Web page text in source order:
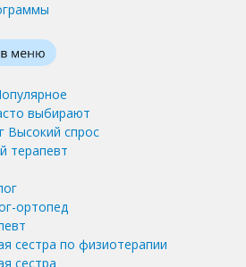
выбирают
Высокий спрос
терапевт
ортопед
сестра по физиотерапии
сестра